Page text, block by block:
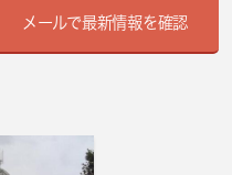
メールで最新情報を確認